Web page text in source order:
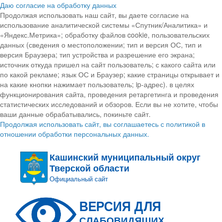
Даю согласие на обработку данных
Продолжая использовать наш сайт, вы даете согласие на
использование аналитической системы «Спутник/Аналитика» и
«Яндекс.Метрика»; обработку файлов cookie, пользовательских
данных (сведения о местоположении; тип и версия ОС, тип и
версия Браузера; тип устройства и разрешение его экрана;
источник откуда пришел на сайт пользователь; с какого сайта или
по какой рекламе; язык ОС и Браузер; какие страницы открывает и
на какие кнопки нажимает пользователь; ip-адрес). в целях
функционирования сайта, проведения ретаргетинга и проведения
статистических исследований и обзоров. Если вы не хотите, чтобы
ваши данные обрабатывались, покиньте сайт.
Продолжая использовать сайт, вы соглашаетесь с политикой в
отношении обработки персональных данных.